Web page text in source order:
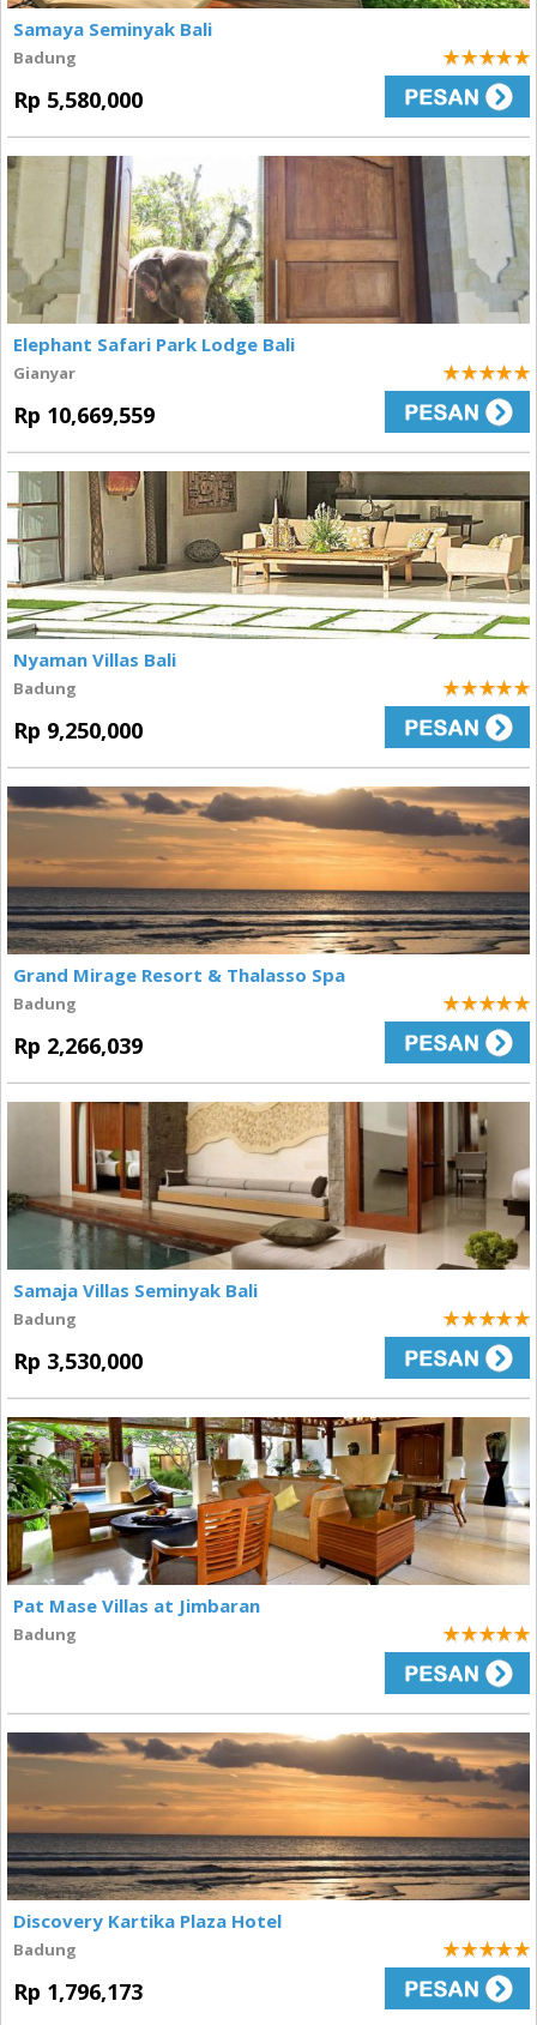
Samaya Seminyak Bali
Badung
Rp 5,580,000
5
Elephant Safari Park Lodge Bali
Gianyar
Rp 10,669,559
5
Nyaman Villas Bali
Badung
Rp 9,250,000
5
Grand Mirage Resort & Thalasso Spa
Badung
Rp 2,266,039
5
Samaja Villas Seminyak Bali
Badung
Rp 3,530,000
5
Pat Mase Villas at Jimbaran
Badung
5
Discovery Kartika Plaza Hotel
Badung
Rp 1,796,173
5